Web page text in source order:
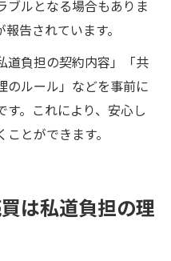
ブルとなる場合もありま
告されています。
道負担の契約内容」「共
のルール」などを事前に
。これにより、安心し
とができます。
は私道負担の理